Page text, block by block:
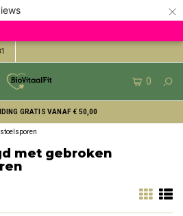
×
0
GRATIS VANAF € 50,00
met gebroken